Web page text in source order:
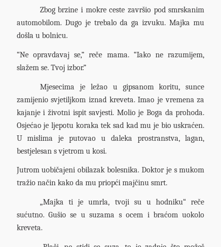
Zbog brzine i mokre ceste završio pod smrskanim
automobilom. Dugo je trebalo da ga izvuku. Majka mu
došla u bolnicu.
“Ne opravdavaj se,” reče mama. “Iako ne razumijem,
slažem se. Tvoj izbor.”
Mjesecima je ležao u gipsanom koritu, sunce
zamijenio svjetiljkom iznad kreveta. Imao je vremena za
kajanje i životni ispit savjesti. Molio je Boga da prohoda.
Osjećao je ljepotu koraka tek sad kad mu je bio uskraćen.
U mislima je putovao u daleka prostranstva, lagan,
bestjelesan s vjetrom u kosi.
Jutrom uobičajeni obilazak bolesnika. Doktor je s mukom
tražio način kako da mu priopći majčinu smrt.
„Majka ti je umrla, tvoji su u hodniku“ reče
sućutno. Gušio se u suzama s ocem i braćom uokolo
kreveta.